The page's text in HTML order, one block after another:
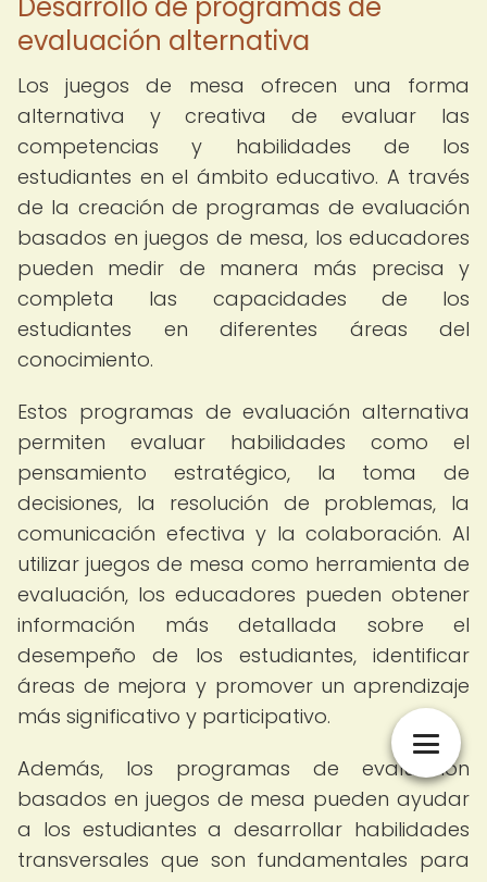
evaluación alternativa
Los juegos de mesa ofrecen una forma
alternativa y creativa de evaluar las
competencias y habilidades de los
estudiantes en el ámbito educativo. A través
de la creación de programas de evaluación
basados en juegos de mesa, los educadores
pueden medir de manera más precisa y
completa las capacidades de los
estudiantes en diferentes áreas del
conocimiento.
Estos programas de evaluación alternativa
permiten evaluar habilidades como el
pensamiento estratégico, la toma de
decisiones, la resolución de problemas, la
comunicación efectiva y la colaboración. Al
utilizar juegos de mesa como herramienta de
evaluación, los educadores pueden obtener
información más detallada sobre el
desempeño de los estudiantes, identificar
áreas de mejora y promover un aprendizaje
más significativo y participativo.
Además, los programas de evaluación
basados en juegos de mesa pueden ayudar
a los estudiantes a desarrollar habilidades
transversales que son fundamentales para